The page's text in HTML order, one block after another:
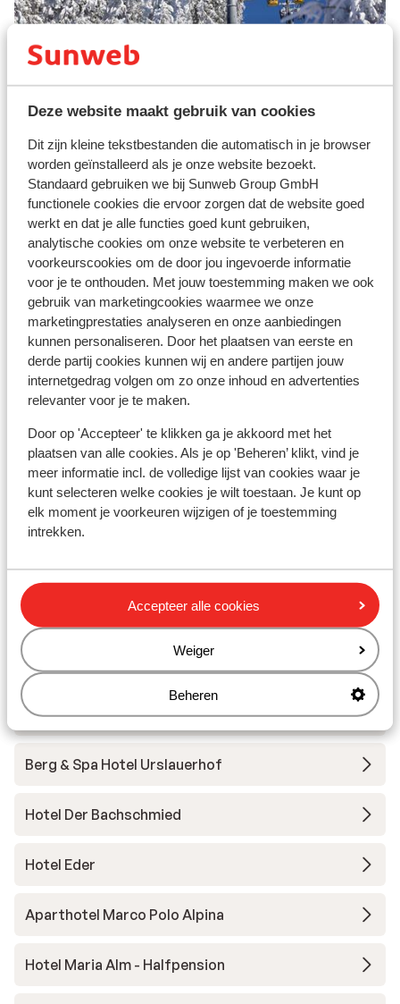
Deze website maakt gebruik van cookies
Dit zijn kleine tekstbestanden die automatisch in je browser
worden geïnstalleerd als je onze website bezoekt.
Standaard gebruiken we bij Sunweb Group GmbH
functionele cookies die ervoor zorgen dat de website goed
werkt en dat je alle functies goed kunt gebruiken,
analytische cookies om onze website te verbeteren en
voorkeurscookies om de door jou ingevoerde informatie
voor je te onthouden. Met jouw toestemming maken we ook
gebruik van marketingcookies waarmee we onze
marketingprestaties analyseren en onze aanbiedingen
kunnen personaliseren. Door het plaatsen van eerste en
derde partij cookies kunnen wij en andere partijen jouw
internetgedrag volgen om zo onze inhoud en advertenties
relevanter voor je te maken.
Door op 'Accepteer' te klikken ga je akkoord met het
plaatsen van alle cookies. Als je op 'Beheren’ klikt, vind je
meer informatie incl. de volledige lijst van cookies waar je
kunt selecteren welke cookies je wilt toestaan. Je kunt op
elk moment je voorkeuren wijzigen of je toestemming
intrekken.
Accepteer alle cookies
Weiger
Beheren
Maria Alm
Muhlbach am Hochkonig
Andere accommodaties in Hochkönig
- Ski Amadé
AlpenParks Hochkönig
Portis Appartements
Berg & Spa Hotel Urslauerhof
Hotel Der Bachschmied
Hotel Eder
Aparthotel Marco Polo Alpina
Hotel Maria Alm - Halfpension